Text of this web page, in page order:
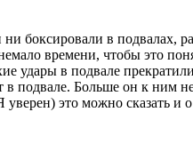
в подвалах,
времени, чтобы это
удары в подвале
подвале. Больше он к ним
это можно сказать и